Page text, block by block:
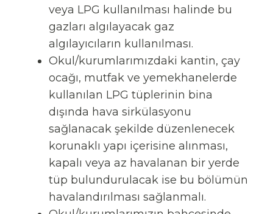
veya LPG kullanılması halinde bu
gazları algılayacak gaz
algılayıcıların kullanılması.
Okul/kurumlarımızdaki kantin, çay
ocağı, mutfak ve yemekhanelerde
kullanılan LPG tüplerinin bina
dışında hava sirkülasyonu
sağlanacak şekilde düzenlenecek
korunaklı yapı içerisine alınması,
kapalı veya az havalanan bir yerde
tüp bulundurulacak ise bu bölümün
havalandırılması sağlanmalı.